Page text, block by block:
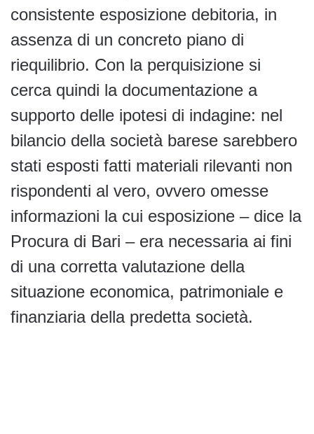
consistente esposizione debitoria, in
assenza di un concreto piano di
riequilibrio. Con la perquisizione si
cerca quindi la documentazione a
supporto delle ipotesi di indagine: nel
bilancio della società barese sarebbero
stati esposti fatti materiali rilevanti non
rispondenti al vero, ovvero omesse
informazioni la cui esposizione – dice la
Procura di Bari – era necessaria ai fini
di una corretta valutazione della
situazione economica, patrimoniale e
finanziaria della predetta società.